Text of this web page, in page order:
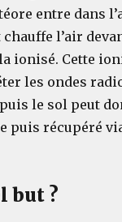
entre dans
l’air
ionisé. Cette
les ondes
le sol peut
puis récupéré
but ?